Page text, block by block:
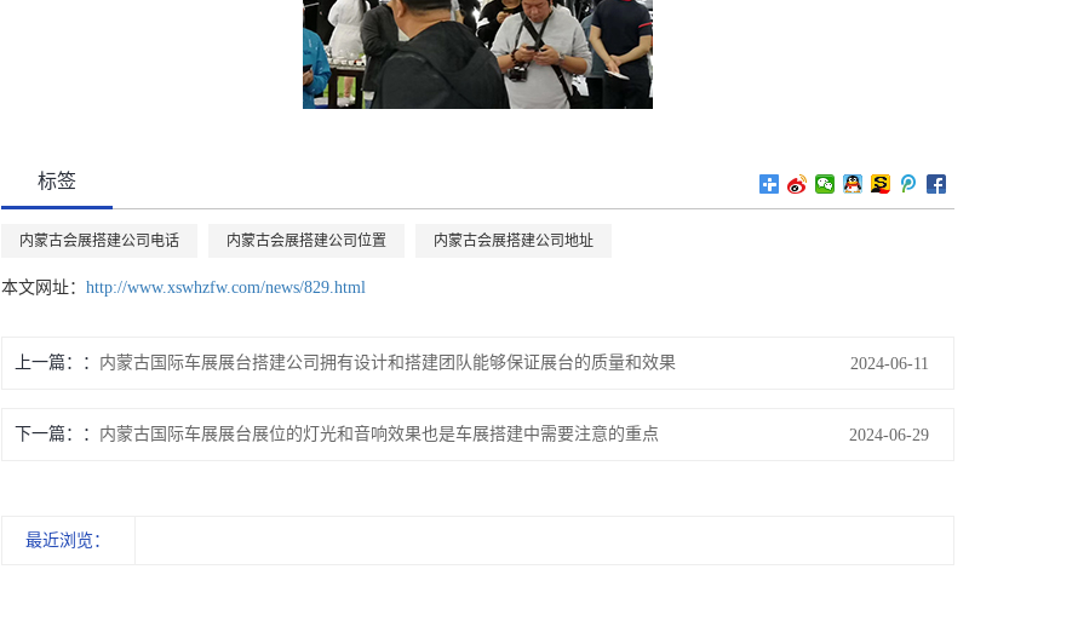
标签
内蒙古会展搭建公司电话 内蒙古会展搭建公司位置 内蒙古会展搭建公司地址
本文网址： http://www.xswhzfw.com/news/829.html
上一篇： 内蒙古国际车展展台搭建公司拥有设计和搭建团队能够保证展台的质量和效果 2024-06-11
下一篇： 内蒙古国际车展展台展位的灯光和音响效果也是车展搭建中需要注意的重点 2024-06-29
最近浏览：